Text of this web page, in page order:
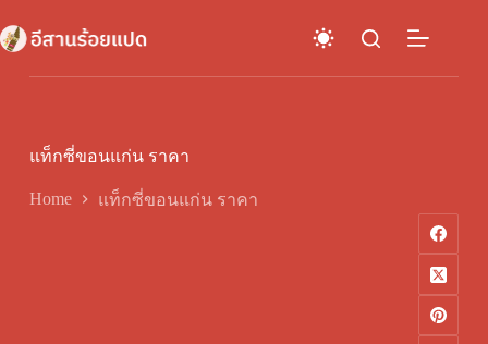
to
content
แท็กซี่ขอนแก่น ราคา
Home แท็กซี่ขอนแก่น ราคา